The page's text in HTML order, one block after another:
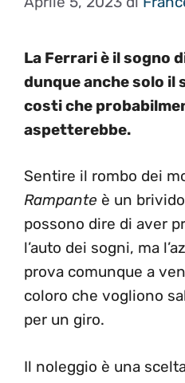
La Ferrari è il sogno
dunque anche solo il
costi che
aspetterebbe.
Sentire il rombo dei
Rampante è un
possono dire di aver
l’auto dei sogni, ma
prova comunque a
coloro che vogliono
per un giro.
Il noleggio è una